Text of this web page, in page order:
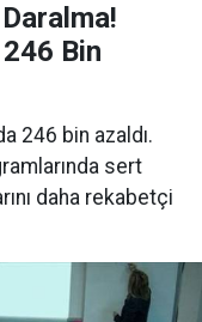
Bin
246 bin azaldı.
sert
daha rekabetçi